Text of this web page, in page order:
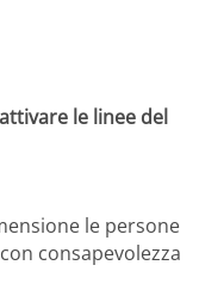
le linee del
le persone
consapevolezza